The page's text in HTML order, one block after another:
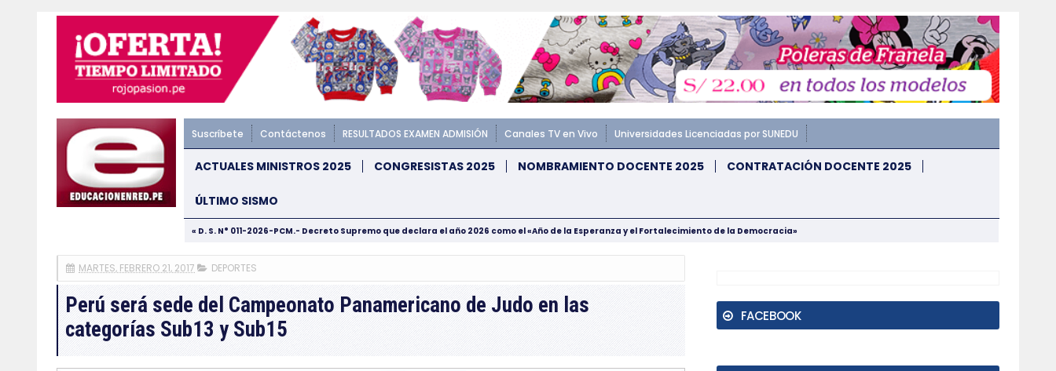
Suscríbete Contáctenos RESULTADOS EXAMEN ADMISIÓN Canales TV en Vivo Universidades Licenciadas por SUNEDU
ACTUALES MINISTROS 2025 CONGRESISTAS 2025 NOMBRAMIENTO DOCENTE 2025 CONTRATACIÓN DOCENTE 2025
ÚLTIMO SISMO
« D. S. N° 011-2026-PCM.- Decreto Supremo que declara el año 2026 como el «Año de la Esperanza y el Fortalecimiento de la Democracia»
MARTES, FEBRERO 21, 2017 DEPORTES
Perú será sede del Campeonato Panamericano de Judo en las
categorías Sub13 y Sub15
FACEBOOK